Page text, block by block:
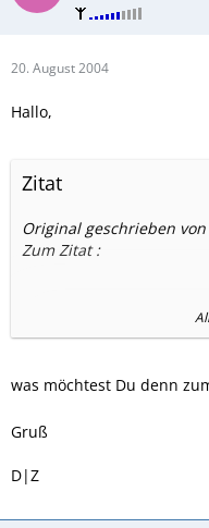
20. August 2004
Hallo,
Zitat
Original geschrieben von
Zum Zitat :
Und als Höhepunkt auf
seriösen Händlers teltex
Alli
was möchtest Du denn
Gruß
D|Z